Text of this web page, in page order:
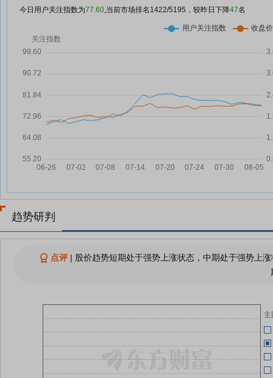
07-27
中恒集团：融资净买入218.23万
元，融资余额3.09亿元
07-25
品注册批文等权益
元，融资余额3.07亿元
07-24
市许可转让协议
今日用户关注指数为77.60,当前市场排名 1422/5195，较昨日下降47名
趋势研判
点评| 股价趋势短期处于强势上涨状态，中期处于强势上
主